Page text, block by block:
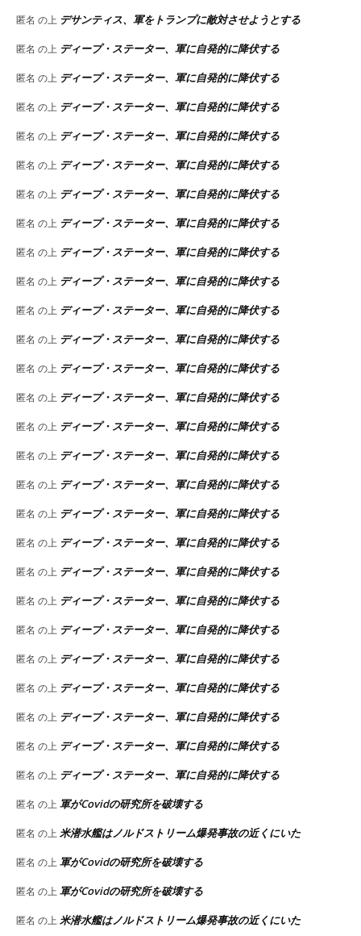
匿名 の上 デサンティス、軍をトランプに敵対させようとする
匿名 の上 ディープ・ステーター、軍に自発的に降伏する
匿名 の上 ディープ・ステーター、軍に自発的に降伏する
匿名 の上 ディープ・ステーター、軍に自発的に降伏する
匿名 の上 ディープ・ステーター、軍に自発的に降伏する
匿名 の上 ディープ・ステーター、軍に自発的に降伏する
匿名 の上 ディープ・ステーター、軍に自発的に降伏する
匿名 の上 ディープ・ステーター、軍に自発的に降伏する
匿名 の上 ディープ・ステーター、軍に自発的に降伏する
匿名 の上 ディープ・ステーター、軍に自発的に降伏する
匿名 の上 ディープ・ステーター、軍に自発的に降伏する
匿名 の上 ディープ・ステーター、軍に自発的に降伏する
匿名 の上 ディープ・ステーター、軍に自発的に降伏する
匿名 の上 ディープ・ステーター、軍に自発的に降伏する
匿名 の上 ディープ・ステーター、軍に自発的に降伏する
匿名 の上 ディープ・ステーター、軍に自発的に降伏する
匿名 の上 ディープ・ステーター、軍に自発的に降伏する
匿名 の上 ディープ・ステーター、軍に自発的に降伏する
匿名 の上 ディープ・ステーター、軍に自発的に降伏する
匿名 の上 ディープ・ステーター、軍に自発的に降伏する
匿名 の上 ディープ・ステーター、軍に自発的に降伏する
匿名 の上 ディープ・ステーター、軍に自発的に降伏する
匿名 の上 ディープ・ステーター、軍に自発的に降伏する
匿名 の上 ディープ・ステーター、軍に自発的に降伏する
匿名 の上 ディープ・ステーター、軍に自発的に降伏する
匿名 の上 ディープ・ステーター、軍に自発的に降伏する
匿名 の上 ディープ・ステーター、軍に自発的に降伏する
匿名 の上軍がCovidの研究所を破壊する
匿名 の上米潜水艦はノルドストリーム爆発事故の近くにいた
匿名 の上軍がCovidの研究所を破壊する
匿名 の上軍がCovidの研究所を破壊する
匿名 の上米潜水艦はノルドストリーム爆発事故の近くにいた